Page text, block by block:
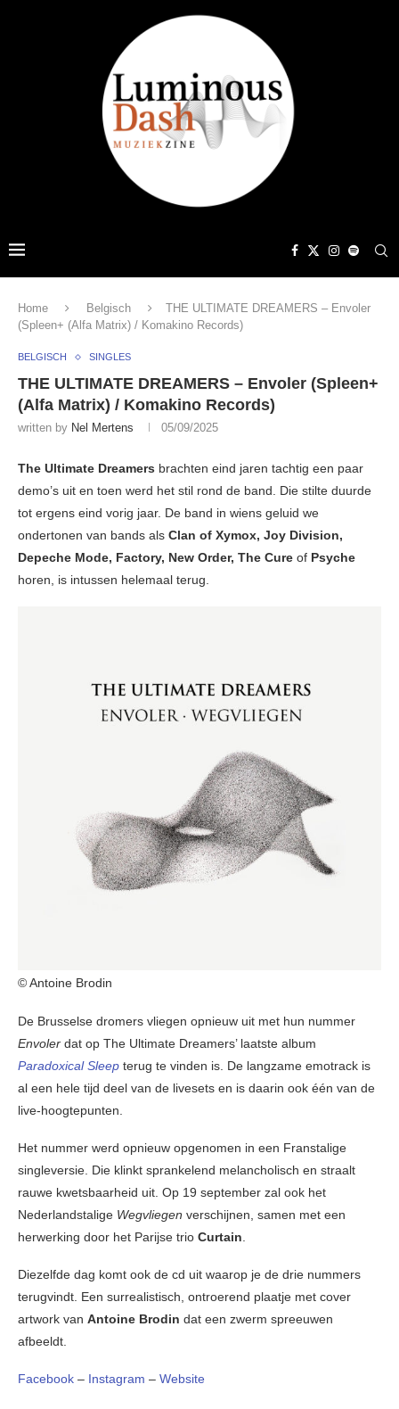
Home Belgisch
THE ULTIMATE DREAMERS – Envoler
(Spleen+ (Alfa Matrix) / Komakino Records)
BELGISCH SINGLES
THE ULTIMATE DREAMERS – Envoler (Spleen+
(Alfa Matrix) / Komakino Records)
written by Nel Mertens 05/09/2025
The Ultimate Dreamers brachten eind jaren tachtig een paar
demo’s uit en toen werd het stil rond de band. Die stilte duurde
tot ergens eind vorig jaar. De band in wiens geluid we
ondertonen van bands als Clan of Xymox, Joy Division,
Depeche Mode, Factory, New Order, The Cure of Psyche
horen, is intussen helemaal terug.
© Antoine Brodin
De Brusselse dromers vliegen opnieuw uit met hun nummer
Envoler dat op The Ultimate Dreamers’ laatste album
Paradoxical Sleep terug te vinden is. De langzame emotrack is
al een hele tijd deel van de livesets en is daarin ook één van de
live-hoogtepunten.
Het nummer werd opnieuw opgenomen in een Franstalige
singleversie. Die klinkt sprankelend melancholisch en straalt
rauwe kwetsbaarheid uit. Op 19 september zal ook het
Nederlandstalige Wegvliegen verschijnen, samen met een
herwerking door het Parijse trio Curtain.
Diezelfde dag komt ook de cd uit waarop je de drie nummers
terugvindt. Een surrealistisch, ontroerend plaatje met cover
artwork van Antoine Brodin dat een zwerm spreeuwen
afbeeldt.
Facebook – Instagram – Website